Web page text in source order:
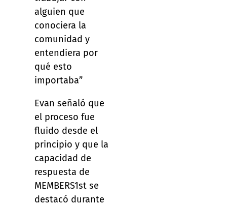
alguien que
conociera la
comunidad y
entendiera por
qué esto
importaba”
Evan señaló que
el proceso fue
fluido desde el
principio y que la
capacidad de
respuesta de
MEMBERS1st se
destacó durante